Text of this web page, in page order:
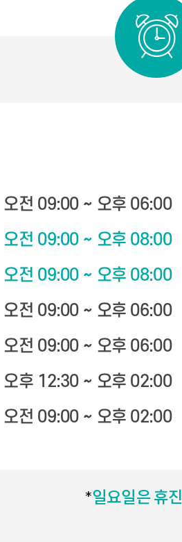
오전 09:00 ~ 오후 06:00
오전 09:00 ~ 오후 08:00
오전 09:00 ~ 오후 08:00
오전 09:00 ~ 오후 06:00
오전 09:00 ~ 오후 06:00
오후 12:30 ~ 오후 02:00
오전 09:00 ~ 오후 02:00
*일요일은 휴진